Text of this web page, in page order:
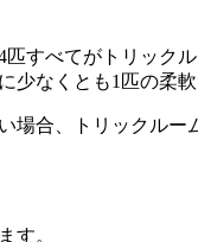
すべてがトリック
なくとも1匹の柔軟
合、トリックルー
す。